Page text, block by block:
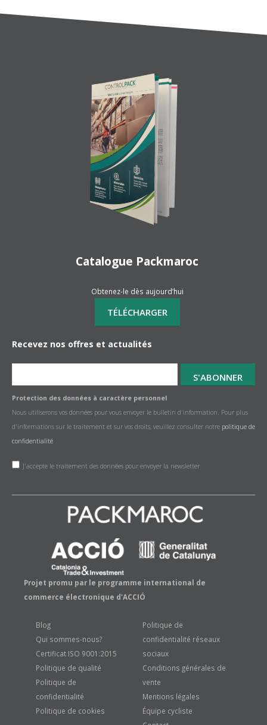
Recevez nos offres et actualités
Protection des données à caractère personnel
Nous utiliserons vos données pour vous envoyer le bulletin d'information. Pour plus
d'informations sur le traitement et sur vos droits, veuillez consulter notre politique de
confidentialité
J'accepte le traitement des données pour envoyer la newsletter
Catalogue Packmaroc
Obtenez-le dès aujourd’hui
Projet promu par le programme international de
commerce électronique d'ACCIÓ
Blog
Qui sommes-nous?
Certificat ISO 9001:2015
Politique de qualité
Politique de
confidentialité
Politique de cookies
Politique de
confidentialité réseaux
sociaux
Conditions générales de
vente
Mentions légales
Équipe cycliste